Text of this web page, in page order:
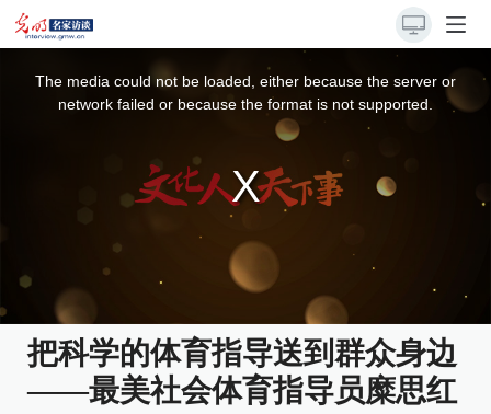
The media could not be loaded, either because the server or
network failed or because the format is not supported.
把科学的体育指导送到群众身边
——最美社会体育指导员糜思红